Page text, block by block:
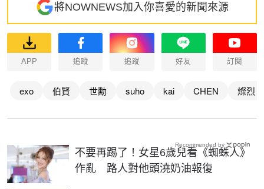
將NOWNEWS加入你喜愛的新聞來源
APP 追蹤 追蹤 好友 訂閱
exo 伯賢 世勳 suho kai CHEN 燦烈
不要再踢了！女星6歲兒看《蜘蛛人》
作亂 路人對他頭澆奶油報復
Recommended by